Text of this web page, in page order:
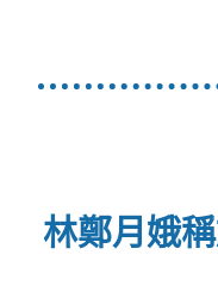
林鄭月娥